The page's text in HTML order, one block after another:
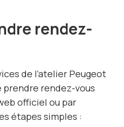
rendez-
de l’atelier Peugeot
prendre rendez-vous
officiel ou par
étapes simples :